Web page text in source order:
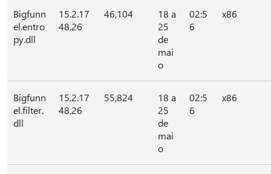
Bigfunn
el.entro
py.dll
15.2.17
48.26
46,104
18 a
25
de
mai
o
02:5
6
x86
Bigfunn
el.filter.
dll
15.2.17
48.26
55,824
18 a
25
de
mai
o
02:5
6
x86